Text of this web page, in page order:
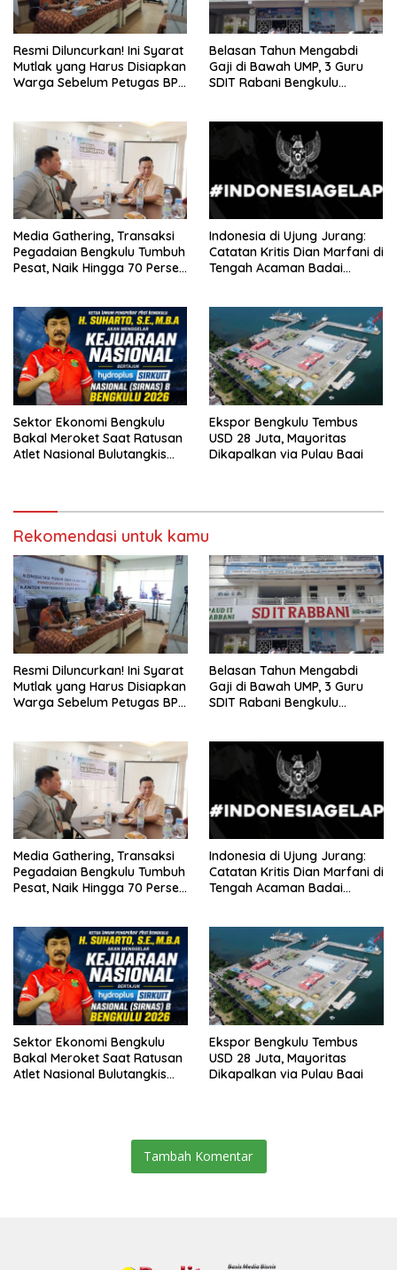
Resmi Diluncurkan! Ini Syarat
Mutlak yang Harus Disiapkan
Warga Sebelum Petugas BPN
Belasan Tahun Mengabdi
Gaji di Bawah UMP, 3 Guru
SDIT Rabani Bengkulu
Media Gathering, Transaksi
Pegadaian Bengkulu Tumbuh
Pesat, Naik Hingga 70 Persen
Indonesia di Ujung Jurang:
Catatan Kritis Dian Marfani di
Tengah Acaman Badai
Sektor Ekonomi Bengkulu
Bakal Meroket Saat Ratusan
Atlet Nasional Bulutangkis
Ekspor Bengkulu Tembus
USD 28 Juta, Mayoritas
Dikapalkan via Pulau Baai
Rekomendasi untuk kamu
Resmi Diluncurkan! Ini Syarat
Mutlak yang Harus Disiapkan
Warga Sebelum Petugas BPN
Belasan Tahun Mengabdi
Gaji di Bawah UMP, 3 Guru
SDIT Rabani Bengkulu
Media Gathering, Transaksi
Pegadaian Bengkulu Tumbuh
Pesat, Naik Hingga 70 Persen
Indonesia di Ujung Jurang:
Catatan Kritis Dian Marfani di
Tengah Acaman Badai
Sektor Ekonomi Bengkulu
Bakal Meroket Saat Ratusan
Atlet Nasional Bulutangkis
Ekspor Bengkulu Tembus
USD 28 Juta, Mayoritas
Dikapalkan via Pulau Baai
Tambah Komentar